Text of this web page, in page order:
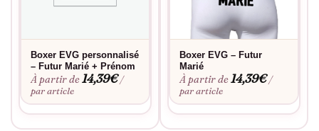
Boxer EVG personnalisé
– Futur Marié + Prénom
À partir de14,39€ /
par article
Boxer EVG – Futur
Marié
À partir de14,39€ /
par article